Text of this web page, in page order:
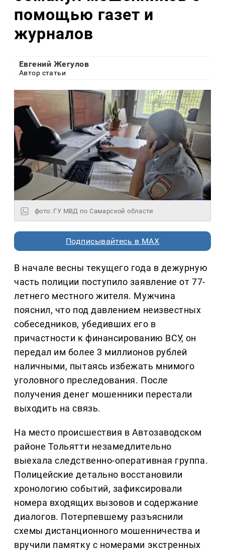
помощью газет и
журналов
Евгений Жегулов
Автор статьи
фото: ГУ МВД по Самарской области
Подписывайтесь в MAX
В начале весны текущего года в дежурную
часть полиции поступило заявление от 77-
летнего местного жителя. Мужчина
пояснил, что под давлением неизвестных
собеседников, убедивших его в
причастности к финансированию ВСУ, он
передал им более 3 миллионов рублей
наличными, пытаясь избежать мнимого
уголовного преследования. После
получения денег мошенники перестали
выходить на связь.
На место происшествия в Автозаводском
районе Тольятти незамедлительно
выехала следственно-оперативная группа.
Полицейские детально восстановили
хронологию событий, зафиксировали
номера входящих вызовов и содержание
диалогов. Потерпевшему разъяснили
схемы дистанционного мошенничества и
вручили памятку с номерами экстренных